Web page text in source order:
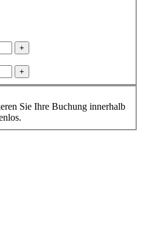
+
+
Sie Ihre Buchung innerhalb